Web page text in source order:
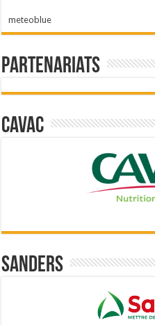
meteoblue
Partenariats
Cavac
Sanders